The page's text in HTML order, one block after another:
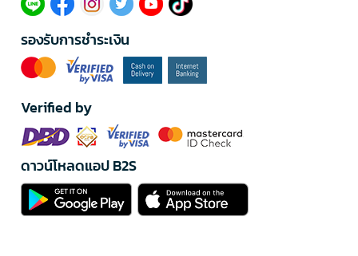
รองรับการชำระเงิน
Verified by
ดาวน์โหลดแอป B2S